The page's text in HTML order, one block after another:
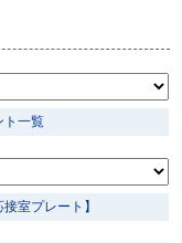
ト一覧
室プレート】